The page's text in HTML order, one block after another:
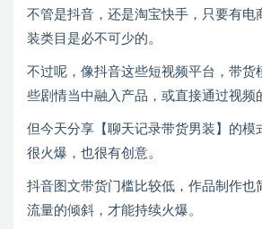
不管是抖音，还是淘宝快手，只要有电
装类目是必不可少的。
不过呢，像抖音这些短视频平台，带货
些剧情当中融入产品，或直接通过视频
但今天分享【聊天记录带货男装】的模
很火爆，也很有创意。
抖音 图文带货门槛比较低，作品制作也
流量的倾斜，才能持续火爆。